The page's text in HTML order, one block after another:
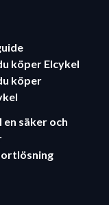
köper Elcykel
köper
en säker och